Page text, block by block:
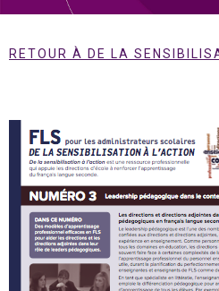
RETOUR À DE LA